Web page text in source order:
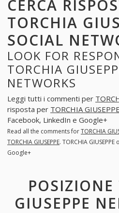
CERCA
TORCHIA
SOCIAL
LOOK FOR
TORCHIA
NETWORKS
Leggi tutti i commenti per
risposta per TORCHIA GIUSEPPE
Facebook, LinkedIn e Google+
Read all the comments forTORCHIA
TORCHIA GIUSEPPE. TORCHIA
Google+
GIUSEPPE